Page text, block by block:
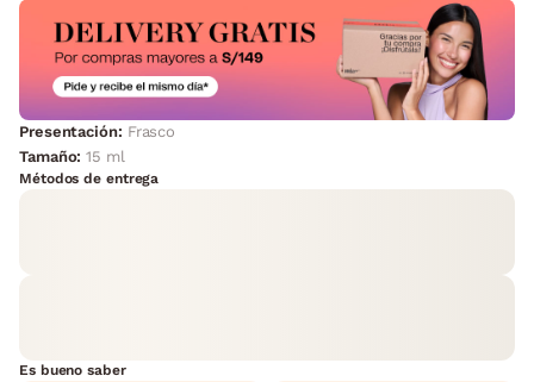
Presentación: Frasco
Tamaño:15 ml
Métodos de entrega
Es bueno saber